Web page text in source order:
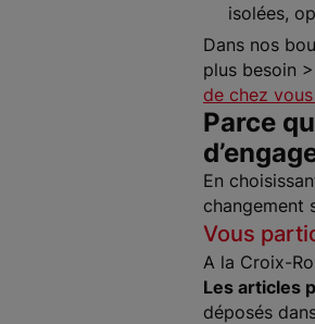
isolées,
Dans nos
plus besoin >
de chez vous
Parce
En
changement
Vous
A la Croix-
Les articles
déposés